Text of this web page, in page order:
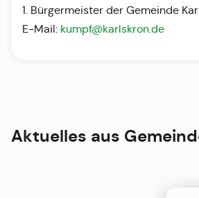
1. Bürgermeister der Gemeinde
E-Mail: kumpf@karlskron.de
Aktuelles aus